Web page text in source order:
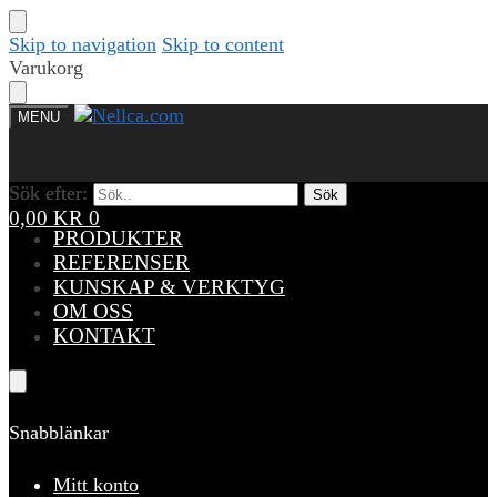
Skip to navigation Skip to content
Varukorg
MENU
Sök efter: Sök
0,00 KR 0
Sök efter: Sök
PRODUKTER
REFERENSER
KUNSKAP & VERKTYG
OM OSS
KONTAKT
Snabblänkar
Mitt konto